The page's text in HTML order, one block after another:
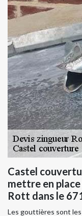
Castel
mettre en
Rott dans le
Les gouttières sont